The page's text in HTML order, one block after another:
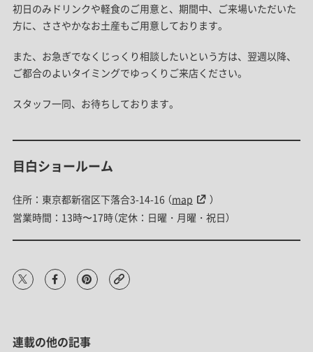
初日のみドリンクや軽食のご用意と、期間中、ご来場いただいた
方に、ささやかなお土産もご用意しております。
また、お急ぎでなくじっくり相談したいという方は、翌週以降、
ご都合のよいタイミングでゆっくりご来店ください。
スタッフ一同、お待ちしております。
目白ショールーム
住所：東京都新宿区下落合3-14-16 （map
）
営業時間：13時〜17時（定休：日曜・月曜・祝日）
連載の他の記事